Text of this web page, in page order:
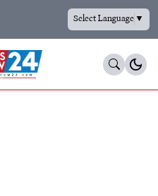
Select Language▼